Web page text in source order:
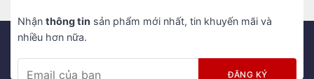
Nhận thông tin sản phẩm mới nhất, tin khuyến mãi và
nhiều hơn nữa.